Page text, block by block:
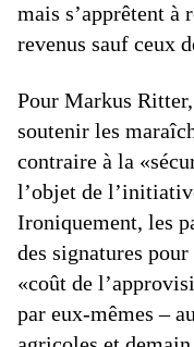
mais s’apprêtent à
revenus sauf ceux
Pour Markus
soutenir les
contraire à la
l’objet de
Ironiquement, les
des signatures
«coût de
par eux-mêmes –